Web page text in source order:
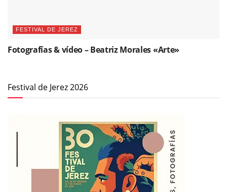
FESTIVAL DE JEREZ
Fotografías & vídeo – Beatriz Morales «Arte»
Festival de Jerez 2026